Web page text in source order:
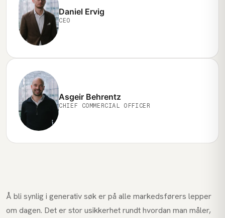
Daniel Ervig
CEO
Asgeir Behrentz
CHIEF COMMERCIAL OFFICER
Å bli synlig i generativ søk er på alle markedsførers lepper
om dagen. Det er stor usikkerhet rundt hvordan man måler,